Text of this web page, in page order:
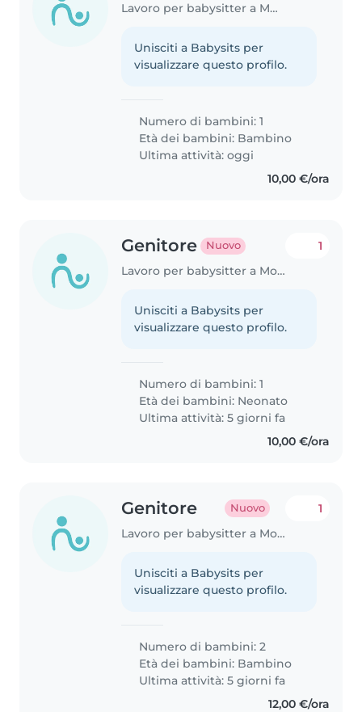
Lavoro per babysitter a Monza
Unisciti a Babysits per
visualizzare questo profilo.
Numero di bambini: 1
Età dei bambini: Bambino
Ultima attività: oggi
10,00 €/ora
Genitore Nuovo
Lavoro per babysitter a Monza
1
Unisciti a Babysits per
visualizzare questo profilo.
Numero di bambini: 1
Età dei bambini: Neonato
Ultima attività: 5 giorni fa
10,00 €/ora
Genitore Nuovo
Lavoro per babysitter a Monza
1
Unisciti a Babysits per
visualizzare questo profilo.
Numero di bambini: 2
Età dei bambini: Bambino
Ultima attività: 5 giorni fa
12,00 €/ora